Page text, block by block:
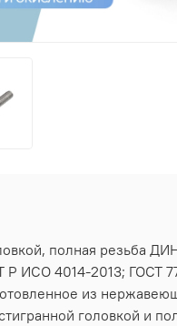
полная резьба
Р ИСО 4014-2013; ГОСТ
из
головкой и